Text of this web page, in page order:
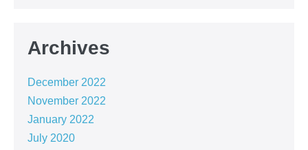
Archives
December 2022
November 2022
January 2022
July 2020